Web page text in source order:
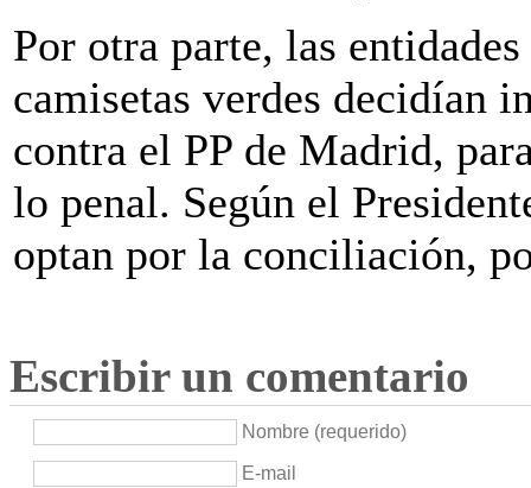
Por otra parte, las
camisetas verdes decidían
contra el PP de Madrid,
lo penal. Según el
optan por la conciliación,
Escribir un comentario
Nombre (requerido)
E-mail